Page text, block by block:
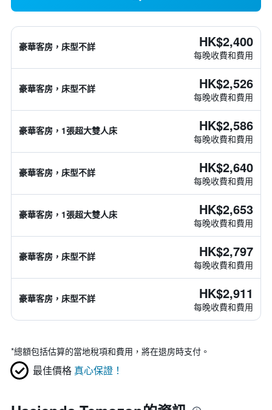
豪華客房，床型不詳 HK$2,400
每晚收費和費用
豪華客房，床型不詳 HK$2,526
每晚收費和費用
豪華客房，1張超大雙人床 HK$2,586
每晚收費和費用
豪華客房，床型不詳 HK$2,640
每晚收費和費用
豪華客房，1張超大雙人床 HK$2,653
每晚收費和費用
豪華客房，床型不詳 HK$2,797
每晚收費和費用
豪華客房，床型不詳 HK$2,911
每晚收費和費用
*總額包括估算的當地稅項和費用，將在退房時支付。
最佳價格 真心保證！